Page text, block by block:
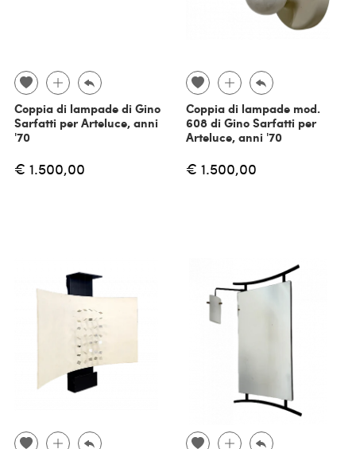
Coppia di lampade di Gino
Sarfatti per Arteluce, anni
'70
€ 1.500,00
Coppia di lampade mod.
608 di Gino Sarfatti per
Arteluce, anni '70
€ 1.500,00